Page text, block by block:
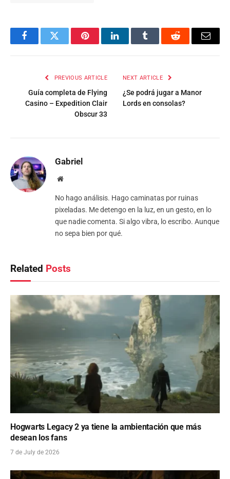
FacebookTwitter PinterestLinkedInTumblr Reddit Email
PREVIOUS ARTICLE
Guía completa de Flying
Casino – Expedition Clair
Obscur 33
NEXT ARTICLE
¿Se podrá jugar a Manor
Lords en consolas?
Gabriel
Website
No hago análisis. Hago caminatas por ruinas
pixeladas. Me detengo en la luz, en un gesto, en lo
que nadie comenta. Si algo vibra, lo escribo. Aunque
no sepa bien por qué.
Related Posts
Hogwarts Legacy 2 ya tiene la ambientación que más
desean los fans
7 de July de 2026